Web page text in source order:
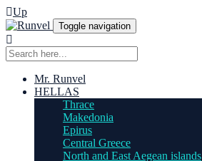
Up
Toggle navigation
Mr. Runvel
HELLAS
Thrace
Makedonia
Epirus
Central Greece
North and East Aegean islands